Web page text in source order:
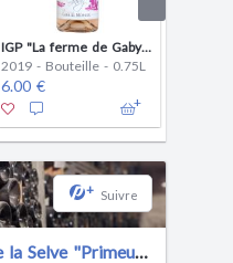
IGP "La ferme de Gaby" Rosé
2019 - Bouteille - 0.75L
6.00 €
+ Suivre
Château de la Selve "Primeurs"